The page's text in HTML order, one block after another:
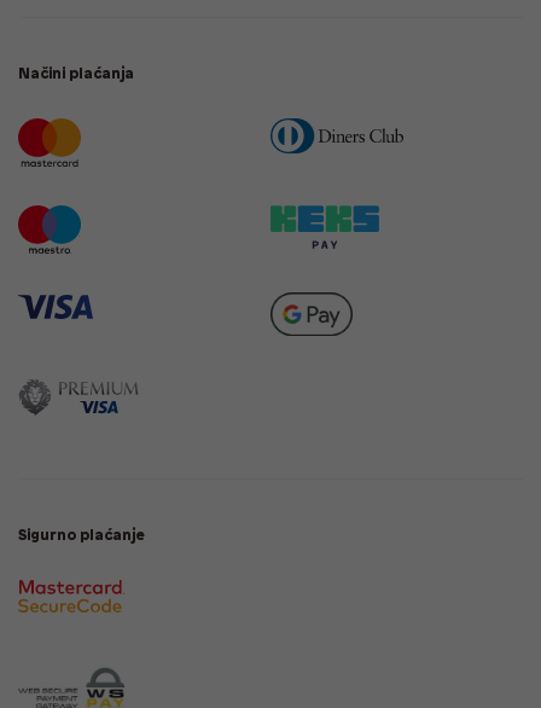
Načini plaćanja
Sigurno plaćanje